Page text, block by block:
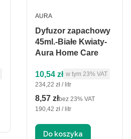
Dyfuzor zapachowy
45ml.-Białe Kwiaty-
Aura Home Care
PRODUCENT
AURA
Cena brutto
10,54 zł w tym %s VAT
w tym 23% VAT
Cena jednostkowa brutto
234,22 zł / litr
Cena netto
8,57 złbez 23% VAT
Cena jednostkowa netto
190,42 zł / litr
Do koszyka